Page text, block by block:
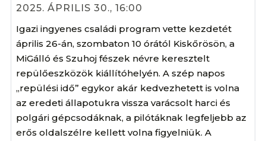
2025. ÁPRILIS 30., 16:00
Igazi ingyenes családi program vette kezdetét
április 26-án, szombaton 10 órától Kiskőrösön, a
MiGálló és Szuhoj fészek névre keresztelt
repülőeszközök kiállítóhelyén. A szép napos
„repülési idő” egykor akár kedvezhetett is volna
az eredeti állapotukra vissza varácsolt harci és
polgári gépcsodáknak, a pilótáknak legfeljebb az
erős oldalszélre kellett volna figyelniük. A